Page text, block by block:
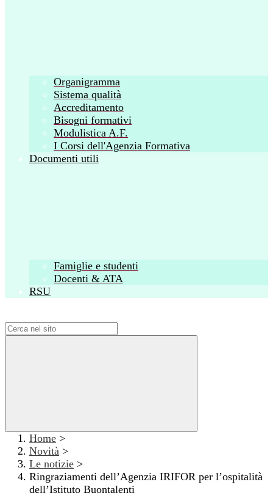
Organigramma
Sistema qualità
Accreditamento
Bisogni formativi
Modulistica A.F.
I Corsi dell'Agenzia Formativa
Documenti utili
Famiglie e studenti
Docenti & ATA
RSU
Home >
Novità >
Le notizie >
Ringraziamenti dell’Agenzia IRIFOR per l’ospitalità
dell’Istituto Buontalenti